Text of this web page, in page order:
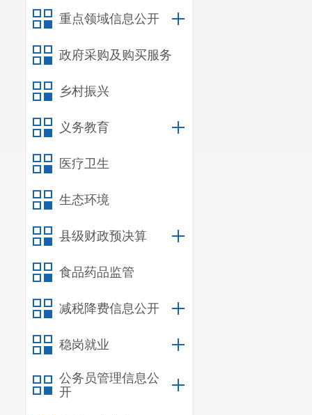
重点领域信息公开
政府采购及购买服务
乡村振兴
义务教育
医疗卫生
生态环境
县级财政预决算
食品药品监管
减税降费信息公开
稳岗就业
公务员管理信息公
开